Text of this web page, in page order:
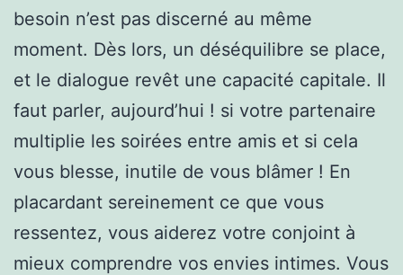
besoin n’est pas discerné au même
moment. Dès lors, un déséquilibre se place,
et le dialogue revêt une capacité capitale. Il
faut parler, aujourd’hui ! si votre partenaire
multiplie les soirées entre amis et si cela
vous blesse, inutile de vous blâmer ! En
placardant sereinement ce que vous
ressentez, vous aiderez votre conjoint à
mieux comprendre vos envies intimes. Vous